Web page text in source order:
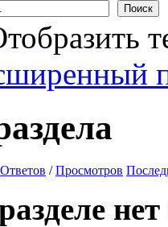
Ответов /Просмотров